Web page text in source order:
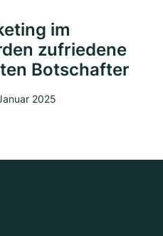
im
zufriedene
Botschafter
2025